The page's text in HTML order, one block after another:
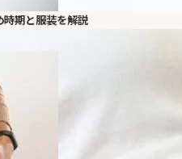
時期と服装を解説